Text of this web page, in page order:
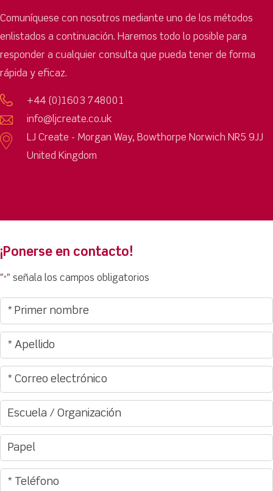
Comuníquese con nosotros mediante uno de los métodos
enlistados a continuación. Haremos todo lo posible para
responder a cualquier consulta que pueda tener de forma
rápida y eficaz.
+44 (0)1603 748001
info@ljcreate.co.uk
LJ Create - Morgan Way, Bowthorpe Norwich NR5 9JJ
United Kingdom
¡Ponerse en contacto!
"*" señala los campos obligatorios